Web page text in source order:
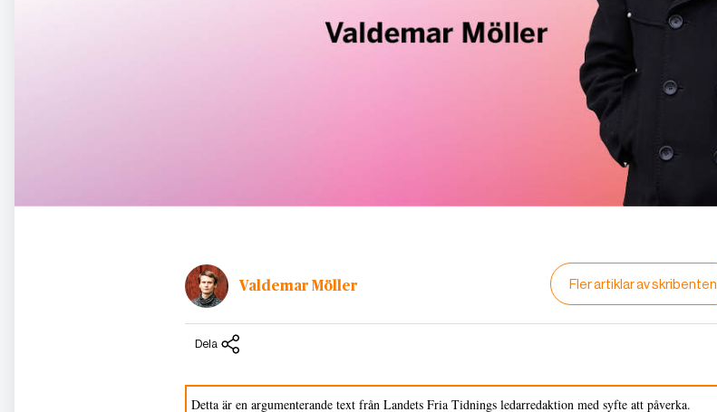
Valdemar Möller Fler artiklar av skribenten
Dela
Detta är en argumenterande text från Landets Fria Tidnings ledarredaktion med syfte att påverka.